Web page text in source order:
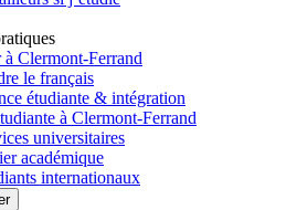
à Clermont-Ferrand
le français
étudiante & intégration
à Clermont-Ferrand
universitaires
académique
internationaux